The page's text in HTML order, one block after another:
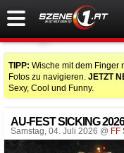
TIPP: Wische mit dem Finger
Fotos zu navigieren. JETZT
Sexy, Cool und Funny.
AU-FEST SICKING 2026
Samstag, 04. Juli 2026 @ FF